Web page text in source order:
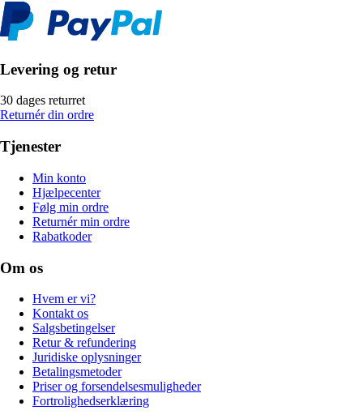
Levering og retur
30 dages returret
Returnér din ordre
Tjenester
Min konto
Hjælpecenter
Følg min ordre
Returnér min ordre
Rabatkoder
Om os
Hvem er vi?
Kontakt os
Salgsbetingelser
Retur & refundering
Juridiske oplysninger
Betalingsmetoder
Priser og forsendelsesmuligheder
Fortrolighedserklæring